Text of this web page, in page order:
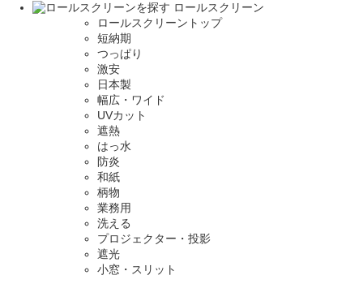
ロールスクリーン
ロールスクリーントップ
短納期
つっぱり
激安
日本製
幅広・ワイド
UVカット
遮熱
はっ水
防炎
和紙
柄物
業務用
洗える
プロジェクター・投影
遮光
小窓・スリット